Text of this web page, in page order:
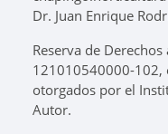
Dr. Juan Enrique
Reserva de
121010540000-102,
otorgados por el
Autor.